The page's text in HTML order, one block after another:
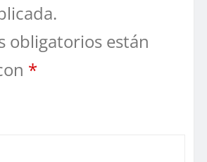
obligatorios están
*